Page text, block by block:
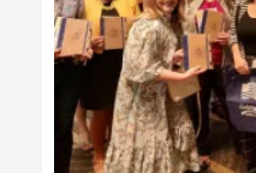
POLÍTICA